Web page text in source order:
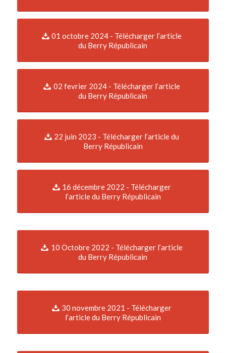
01 octobre 2024 - Télécharger l’article
du Berry Républicain
02 fevrier 2024 - Télécharger l’article
du Berry Républicain
22 juin 2023 - Télécharger l’article du
Berry Républicain
16 décembre 2022 - Télécharger
l’article du Berry Républicain
10 Octobre 2022 - Télécharger l’article
du Berry Républicain
30 novembre 2021 - Télécharger
l’article du Berry Républicain